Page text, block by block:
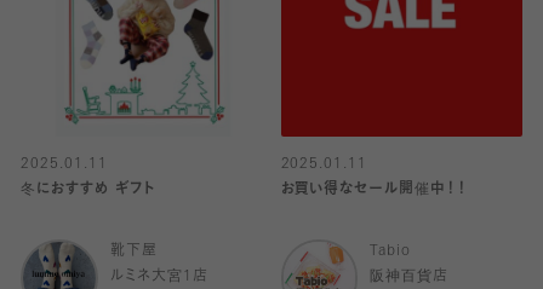
2025.01.11
冬におすすめ ギフト
靴下屋
ルミネ大宮1店
2025.01.11
お買い得なセール開催中！！
Tabio
阪神百貨店